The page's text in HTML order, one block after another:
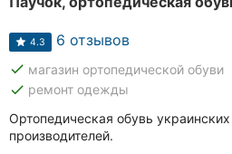
4.3 6 отзывов
done магазин ортопедической обуви
done ремонт одежды
Ортопедическая обувь
производителей.